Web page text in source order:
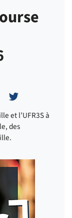
sur
Partager sur
et l’UFR3S à
des